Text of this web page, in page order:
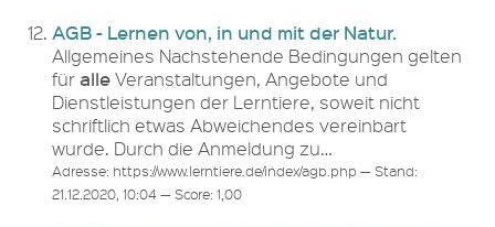
AGB - Lernen von, in und mit der Natur.
Allgemeines Nachstehende Bedingungen gelten
füralleVeranstaltungen, Angebote und
Dienstleistungen der Lerntiere, soweit nicht
schriftlich etwas Abweichendes vereinbart
wurde. Durch die Anmeldung zu…
Adresse: https://www.lerntiere.de/index/agb.php — Stand:
21.12.2020, 10:04 — Score: 1,00